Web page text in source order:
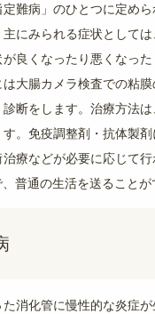
難病」のひとつに定め
にみられる症状として
良くなったり悪くなっ
大腸カメラ検査での粘
断をします。治療方法
。免疫調整剤・抗体製
療などが必要に応じて
普通の生活を送ることが
消化管に慢性的な炎症